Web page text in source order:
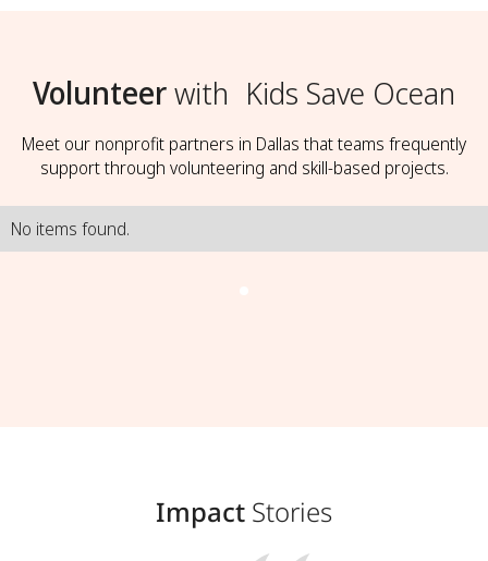
Volunteerwith Kids Save Ocean
Meet our nonprofit partners in Dallas that teams frequently
support through volunteering and skill-based projects.
No items found.
Impact Stories